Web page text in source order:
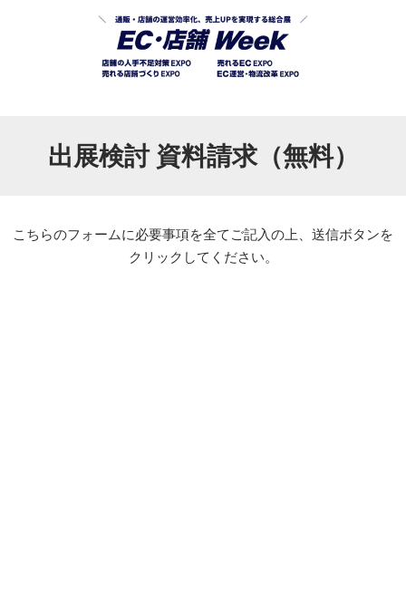
出展検討 資料請求（無料）
こちらのフォームに必要事項を全てご記入の上、送信ボタンを
クリックしてください。